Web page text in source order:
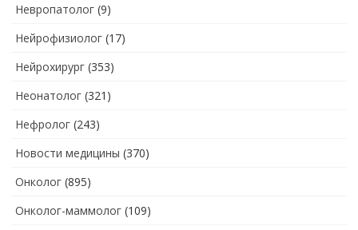
Невропатолог (9)
Нейрофизиолог (17)
Нейрохирург (353)
Неонатолог (321)
Нефролог (243)
Новости медицины (370)
Онколог (895)
Онколог-маммолог (109)